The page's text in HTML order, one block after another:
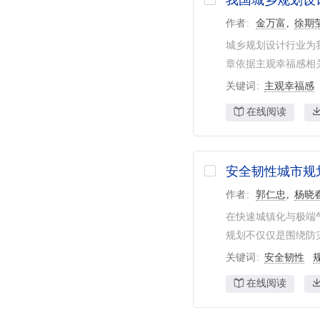
作者 金万富 徐期
城乡规划设计行业为
章依据主观幸福感相
关键词 主观幸福感
在线阅读
安全韧性城市
作者 郭仁忠 杨晓
在快速城镇化与极端
规划不仅仅是围绕防
关键词 安全韧性
在线阅读